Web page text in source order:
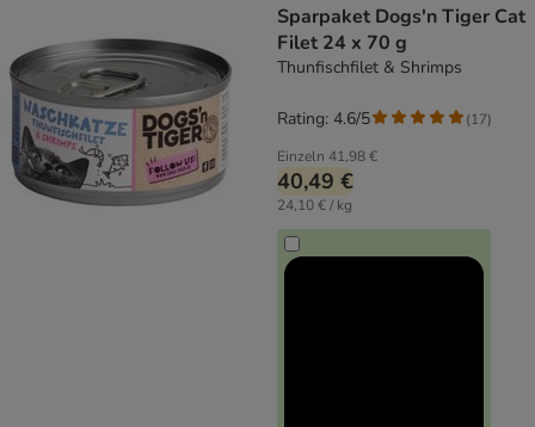
Sparpaket Dogs'n Tiger Cat
Filet 24 x 70 g
Thunfischfilet & Shrimps
Einzeln 41,98 €
40,49 €
24,10 € / kg
Rating: 4.6/5 (17)